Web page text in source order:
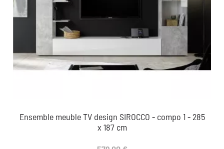
Ensemble meuble TV design SIROCCO - compo 1 - 285
x 187 cm